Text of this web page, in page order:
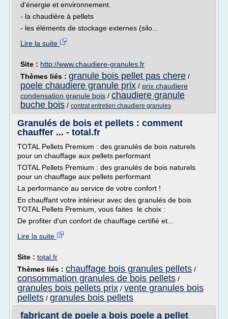
d'énergie et environnement.
- la chaudière à pellets
- les éléments de stockage externes (silo...
Lire la suite
Site : http://www.chaudiere-granules.fr
Thèmes liés : granule bois pellet pas chere /
poele chaudiere granule prix / prix chaudiere
condensation granule bois / chaudiere granule
buche bois / contrat entretien chaudiere granules
Granulés de bois et pellets : comment
chauffer ... - total.fr
TOTAL Pellets Premium : des granulés de bois naturels
pour un chauffage aux pellets performant
TOTAL Pellets Premium : des granulés de bois naturels
pour un chauffage aux pellets performant
La performance au service de votre confort !
En chauffant votre intérieur avec des granulés de bois
TOTAL Pellets Premium, vous faites le choix :
De profiter d'un confort de chauffage certifié et...
Lire la suite
Site : total.fr
Thèmes liés : chauffage bois granules pellets /
consommation granules de bois pellets /
granules bois pellets prix / vente granules bois
pellets / granules bois pellets
fabricant de poele a bois poele a pellet